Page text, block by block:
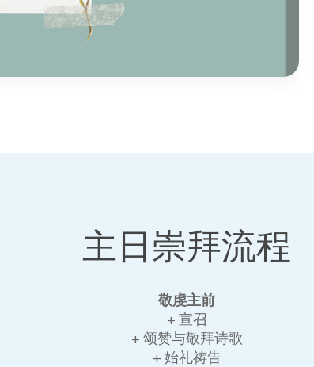
主日崇拜流程
敬虔主前
+ 宣召
+ 颂赞与敬拜诗歌
+ 始礼祷告